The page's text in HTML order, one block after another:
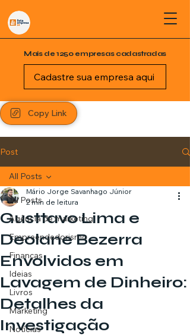
Mais de 1250 empresas cadastradas
Cadastre sua empresa aqui
Copy Link
Post
All Posts
Agência de marketing
Empreendedorismo
Finanças
Ideias
Livros
Marketing
Notícias
All Posts
Gusttavo Lima e
Deolane Bezerra
Envolvidos em
Lavagem de Dinheiro:
Detalhes da
Investigação
Mário Jorge Savanhago Júnior
2 min de leitura